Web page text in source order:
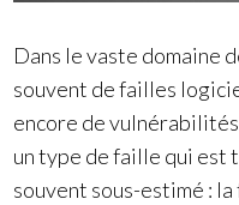
Dans le vaste domaine
souvent de failles
encore de
un type de faille qui est
souvent sous-estimé :